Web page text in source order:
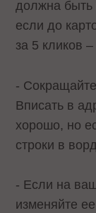
должна быть
если до
за 5 кликов
-
Вписать в
хорошо, но
строки в
- Если на
изменяйте